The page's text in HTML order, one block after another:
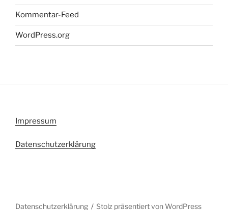
Kommentar-Feed
WordPress.org
Impressum
Datenschutzerklärung
Datenschutzerklärung Stolz präsentiert von WordPress